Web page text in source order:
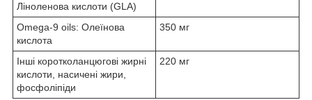
Ліноленова кислоти (GLA)
Omega-9 oils: Олеїнова
кислота
350 мг
Інші коротколанцюгові жирні
кислоти, насичені жири,
фосфоліпіди
220 мг